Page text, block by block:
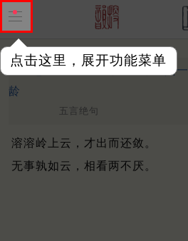
点击这里，展开功能菜单
息影亭十四首 其一
龄
五言绝句
溶溶岭上云，才出而还敛。
无事孰如云，相看两不厌。